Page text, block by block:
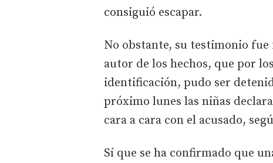
consiguió escapar.
No obstante, su testimonio
autor de los hechos, que por
identificación, pudo ser
próximo lunes las niñas
cara a cara con el acusado,
Sí que se ha confirmado que